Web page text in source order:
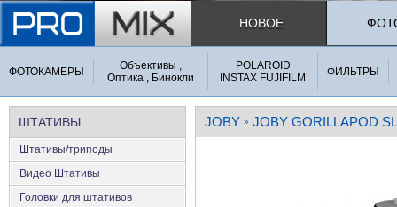
НОВОЕ
ФОТОКАМЕРЫ
Объективы ,
Оптика , Бинокли
POLAROID
INSTAX FUJIFILM
ФИЛЬТРЫ
ШТАТИВЫ
Штативы/триподы
Видео Штативы
Головки для штативов
JOBY » JOBY GORILLAPOD